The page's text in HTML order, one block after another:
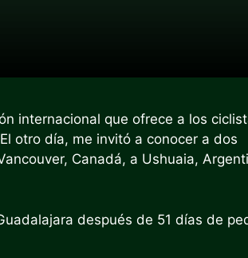
internacional que ofrece a los
otro día, me invitó a conocer a dos
Canadá, a Ushuaia,
después de 51 días de